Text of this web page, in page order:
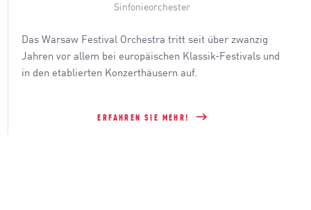
Sinfonieorchester
Das Warsaw Festival Orchestra tritt seit über zwanzig
Jahren vor allem bei europäischen Klassik-Festivals und
in den etablierten Konzerthäusern auf.
ERFAHREN SIE MEHR!